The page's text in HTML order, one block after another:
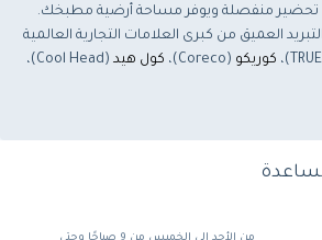
تحضير منفصلة ويوفر مساحة أرضية مطبخك.
العميق من كبرى العلامات التجارية العالمية
كوريكو (Coreco)، كول هيد
(Cool Head)،